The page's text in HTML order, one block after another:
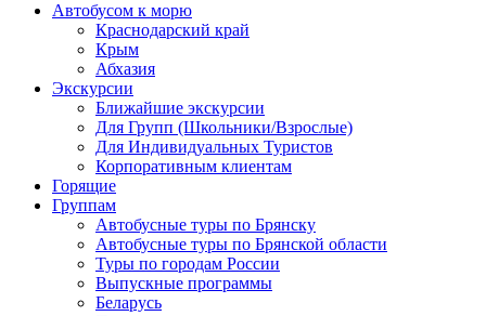
Автобусом к морю
Краснодарский край
Крым
Абхазия
Экскурсии
Ближайшие экскурсии
Для Групп (Школьники/Взрослые)
Для Индивидуальных Туристов
Корпоративным клиентам
Горящие
Группам
Автобусные туры по Брянску
Автобусные туры по Брянской области
Туры по городам России
Выпускные программы
Беларусь